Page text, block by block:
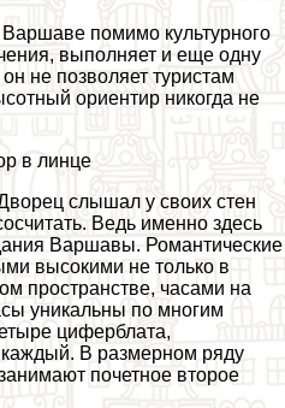
помимо культурного
выполняет и еще одну
не позволяет туристам
ориентир никогда не
в линце
слышал у своих стен
Ведь именно здесь
Варшавы. Романтические
высокими не только в
прострaнcтве, часами на
уникальны по многим
циферблата,
В размерном ряду
почетное второе